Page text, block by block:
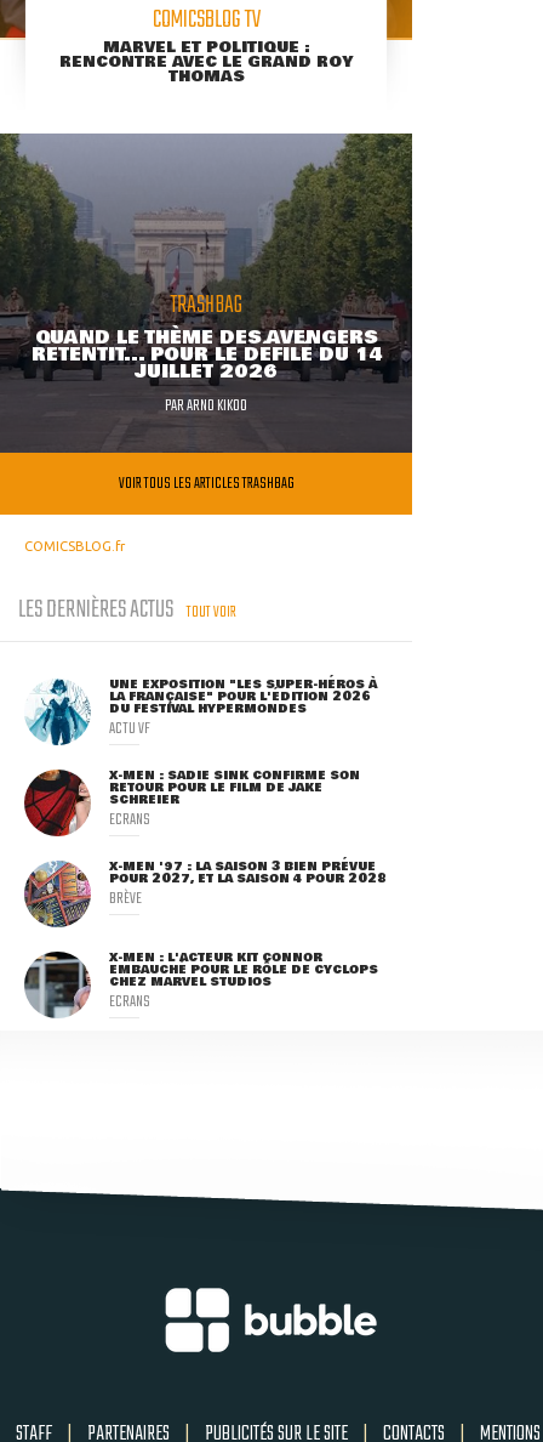
COMICSBLOG TV
MARVEL ET POLITIQUE :
RENCONTRE AVEC LE GRAND ROY
THOMAS
TRASHBAG
QUAND LE THÈME DES AVENGERS
RETENTIT... POUR LE DÉFILÉ DU 14
JUILLET 2026
PARARNO KIKOO
VOIR TOUS LES ARTICLES TRASHBAG
COMICSBLOG.fr
LES DERNIÈRES ACTUS TOUT VOIR
UNE EXPOSITION "LES SUPER-HÉROS À
LA FRANÇAISE" POUR L'ÉDITION 2026
DU FESTIVAL HYPERMONDES
ACTU VF
X-MEN : SADIE SINK CONFIRME SON
RETOUR POUR LE FILM DE JAKE
SCHREIER
ECRANS
X-MEN '97 : LA SAISON 3 BIEN PRÉVUE
POUR 2027, ET LA SAISON 4 POUR 2028
BRÈVE
X-MEN : L'ACTEUR KIT CONNOR
EMBAUCHÉ POUR LE RÔLE DE CYCLOPS
CHEZ MARVEL STUDIOS
ECRANS
STAFF | PARTENAIRES | PUBLICITÉS SUR LE SITE | CONTACTS | MENTIONS